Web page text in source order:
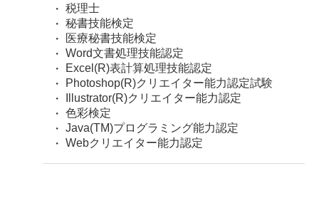
税理士
秘書技能検定
医療秘書技能検定
Word文書処理技能認定
Excel(R)表計算処理技能認定
Photoshop(R)クリエイター能力認定試験
Illustrator(R)クリエイター能力認定
色彩検定
Java(TM)プログラミング能力認定
Webクリエイター能力認定